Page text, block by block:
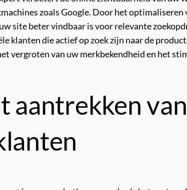
zoals Google. Door het
site beter vindbaar is voor relevante
klanten die actief op zoek zijn naar de
vergroten van uw merkbekendheid en het
aantrekken